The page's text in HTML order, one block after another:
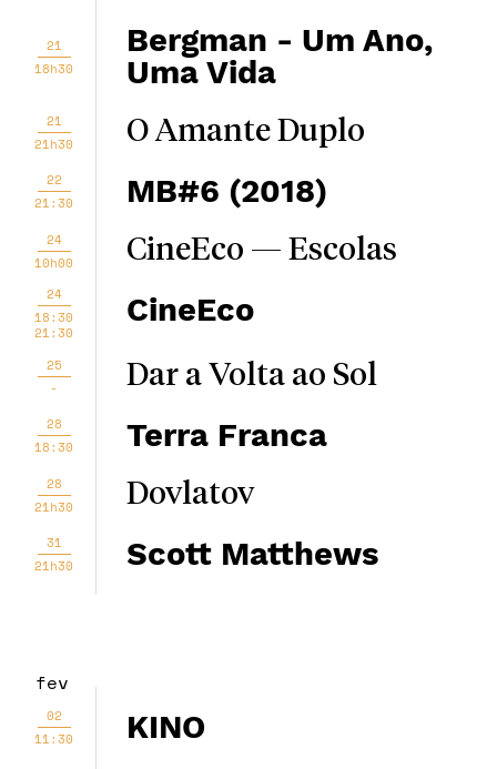
21
18h30
Bergman - Um Ano,
Uma Vida
21
21h30
O Amante Duplo
22
21:30
MB#6 (2018)
24
10h00
CineEco — Escolas
24
18:30
21:30
CineEco
25
-
Dar a Volta ao Sol
28
18:30
Terra Franca
28
21h30
Dovlatov
31
21h30
Scott Matthews
fev
02
11:30
KINO